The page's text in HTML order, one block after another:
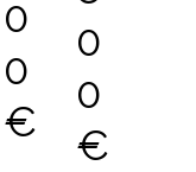
0
0
€
0
0
€